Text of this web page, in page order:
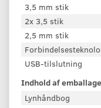
3,5 mm stik
2x 3,5 stik
2,5 mm stik
USB-tilslutning
Indhold af emballage
Lynhåndbog